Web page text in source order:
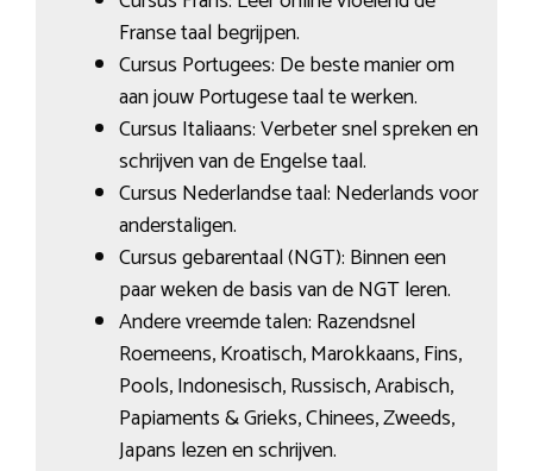
Franse taal begrijpen.
Cursus Portugees: De beste manier om
aan jouw Portugese taal te werken.
Cursus Italiaans: Verbeter snel spreken en
schrijven van de Engelse taal.
Cursus Nederlandse taal: Nederlands voor
anderstaligen.
Cursus gebarentaal (NGT): Binnen een
paar weken de basis van de NGT leren.
Andere vreemde talen: Razendsnel
Roemeens, Kroatisch, Marokkaans, Fins,
Pools, Indonesisch, Russisch, Arabisch,
Papiaments & Grieks, Chinees, Zweeds,
Japans lezen en schrijven.